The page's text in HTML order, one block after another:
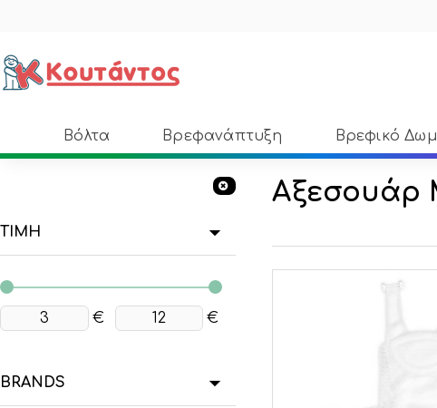
Βόλτα Βρεφανάπτυξη Βρεφικό
ΤΙΜΗ
€ €
BRANDS
Αξεσουάρ